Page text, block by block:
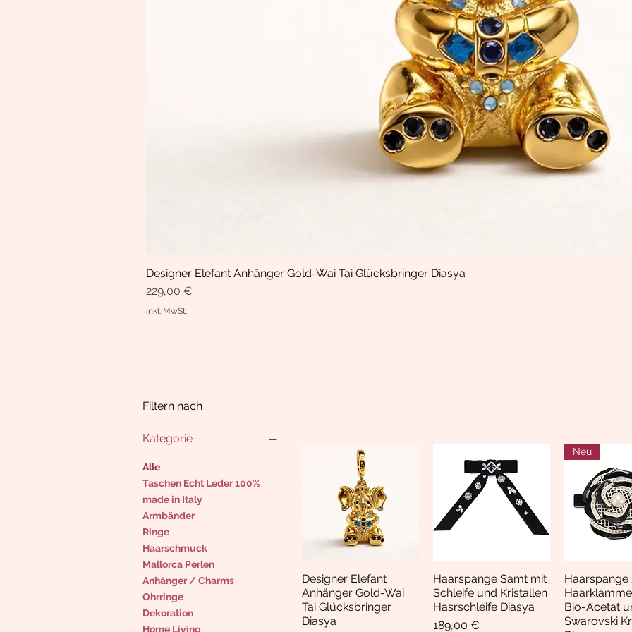
Schnellansicht
Designer Elefant Anhänger Gold-Wai Tai Glücksbringer Diasya
Preis
229,00 €
inkl. MwSt.
Filtern nach
Kategorie
Alle
Taschen Echt Leder 100%
made in Italy
Armbänder
Ringe
Haarschmuck
Mallorca Perlen
Anhänger / Charms
Ohrringe
Dekoration
Home Living
Schnellansicht
Designer Elefant
Anhänger Gold-Wai
Tai Glücksbringer
Diasya
Schnellansicht
Haarspange Samt mit
Schleife und Kristallen
Hasrschleife Diasya
Preis
189,00 €
Neu
Bio-Acetat
Swarovski